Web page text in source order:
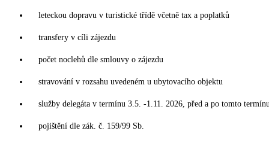
leteckou dopravu v turistické třídě včetně tax a poplatků
transfery v cíli zájezdu
počet noclehů dle smlouvy o zájezdu
stravování v rozsahu uvedeném u ubytovacího objektu
služby delegáta v termínu 3.5. -1.11. 2026, před a po tomto
pojištění dle zák. č. 159/99 Sb.